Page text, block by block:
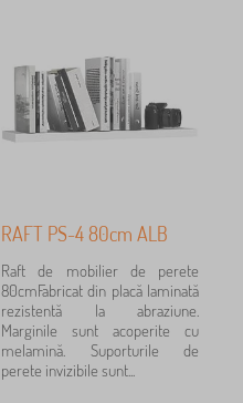
RAFT PS-4 80cm ALB
Raft de mobilier de perete
80cmFabricat din placă laminată
rezistentă la abraziune.
Marginile sunt acoperite cu
melamină. Suporturile de
perete invizibile sunt...